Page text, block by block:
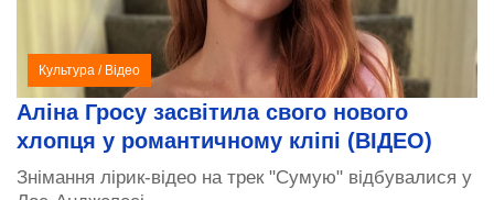
Культура / Відео
Аліна Гросу засвітила свого нового
хлопця у романтичному кліпі (ВІДЕО)
Знімання лірик-відео на трек "Сумую" відбувалися у